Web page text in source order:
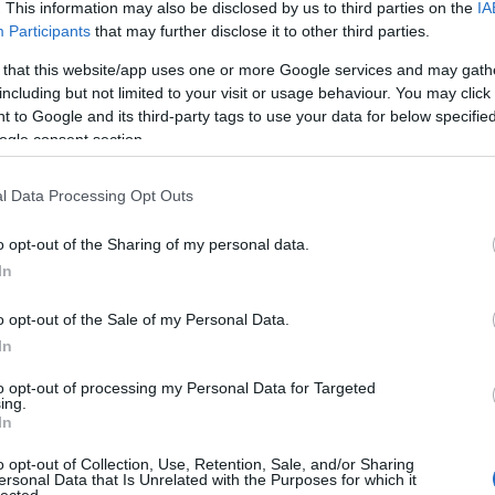
This information may also be disclosed by us to third parties on the
Participants that may further disclose it to other third parties.
that this website/app uses one or more Google services and may
but not limited to your visit or usage behaviour. You may
to Google and its third-party tags to use your data for below
consent section.
Data Processing Opt Outs
opt-out of the Sharing of my personal data.
opt-out of the Sale of my Personal Data.
opt-out of processing my Personal Data for Targeted
opt-out of Collection, Use, Retention, Sale, and/or Sharing
Data that Is Unrelated with the Purposes for which it
Tetszik 0
a
szöktettek, majd
a szesztilalom
tiktos alagútban
havi 300 ezerért,
mennyezet?
Londonban 50
Zoltán
VIII.
alatti
tulajd...
amerre
elem
2014
2014